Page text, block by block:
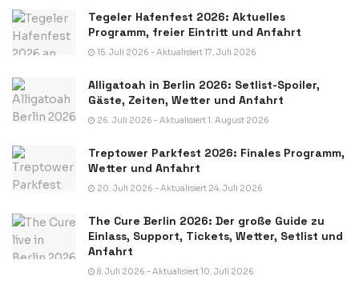
Tegeler Hafenfest 2026: Aktuelles
Programm, freier Eintritt und Anfahrt
15. Juli 2026 - Aktualisiert 17. Juli 2026
Alligatoah in Berlin 2026: Setlist-Spoiler,
Gäste, Zeiten, Wetter und Anfahrt
26. Juli 2026 - Aktualisiert 1. August 2026
Treptower Parkfest 2026: Finales Programm,
Wetter und Anfahrt
20. Juli 2026 - Aktualisiert 24. Juli 2026
The Cure Berlin 2026: Der große Guide zu
Einlass, Support, Tickets, Wetter, Setlist und
Anfahrt
8. Juli 2026 - Aktualisiert 10. Juli 2026